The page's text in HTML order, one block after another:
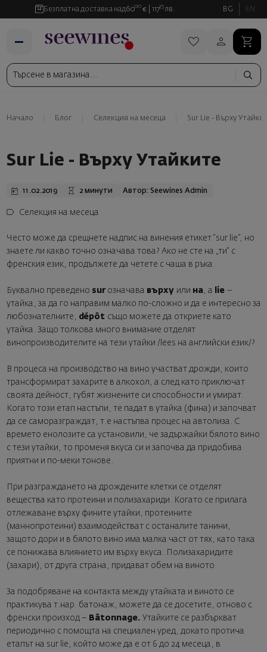
Безплатна доставка над6000 € 11735 лв. BG EN
Начало Блог Селекция на месеца Sur Lie - Върху
Sur Lie - Върху Утайките
11.02.2019 2 минути Автор: Seewines Admin
Селекция на месеца
Често може да срещнете надпис на винения етикет “sur lie”, но
знаете ли какво точно означава това? Ако не сте на „ти“ с
френския език, продължете да четете с чаша в ръка.
Буквално преведено surозначава върху или на, а lie –
утайка, за да го направим малко по-сложно и да е интересно за
любознателните, dépôt също можете да откриете като
утайка. Защо толкова много внимание отделят
винопроизводителите на тези утайки /lees на английски език/?
В процеса на производство на вино участват дрожди, които
трансформират захарите в алкохол, а след като приключат
своята дейност, губят жизнените си способности и умират.
Когато този етап настъпи, те падат в утайка (фина) и започват
да се саморазграждат, т.е настъпва процес на автолиза. С
времето енолозите са установили, че задържайки бялото вино
с тези утайки, то променя вкуса си и започва да придобива
приятни и по-меки тонове.
При разграждането на дрождените клетки се отделят
вещества като протеини и полизахариди. Когато се прилага
отлежаване върху фините утайки, протеините
(маннопротеини) взаимодействат с останалите танини,
защото дори и в бялото вино има малка част от тях, като така
се понижава влиянието им върху вкуса. Полизахаридите
(захари), от друга страна, придават обем на виното.
За подобряване на контакта между утайката и виното се
практикува т.нар. батонаж, можете да се досетите, отново с
френски произход –Bâtonnage. Утайките се разбъркват
периодично с помощта на специален уред, докато протича
етапът на sur lie, който може да е от 6 до 24 месеца, в